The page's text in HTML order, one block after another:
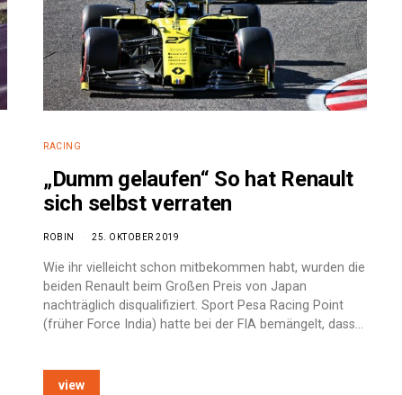
RACING
„Dumm gelaufen“ So hat Renault
sich selbst verraten
ROBIN 25. OKTOBER 2019
Wie ihr vielleicht schon mitbekommen habt, wurden die
beiden Renault beim Großen Preis von Japan
nachträglich disqualifiziert. Sport Pesa Racing Point
(früher Force India) hatte bei der FIA bemängelt, dass…
view